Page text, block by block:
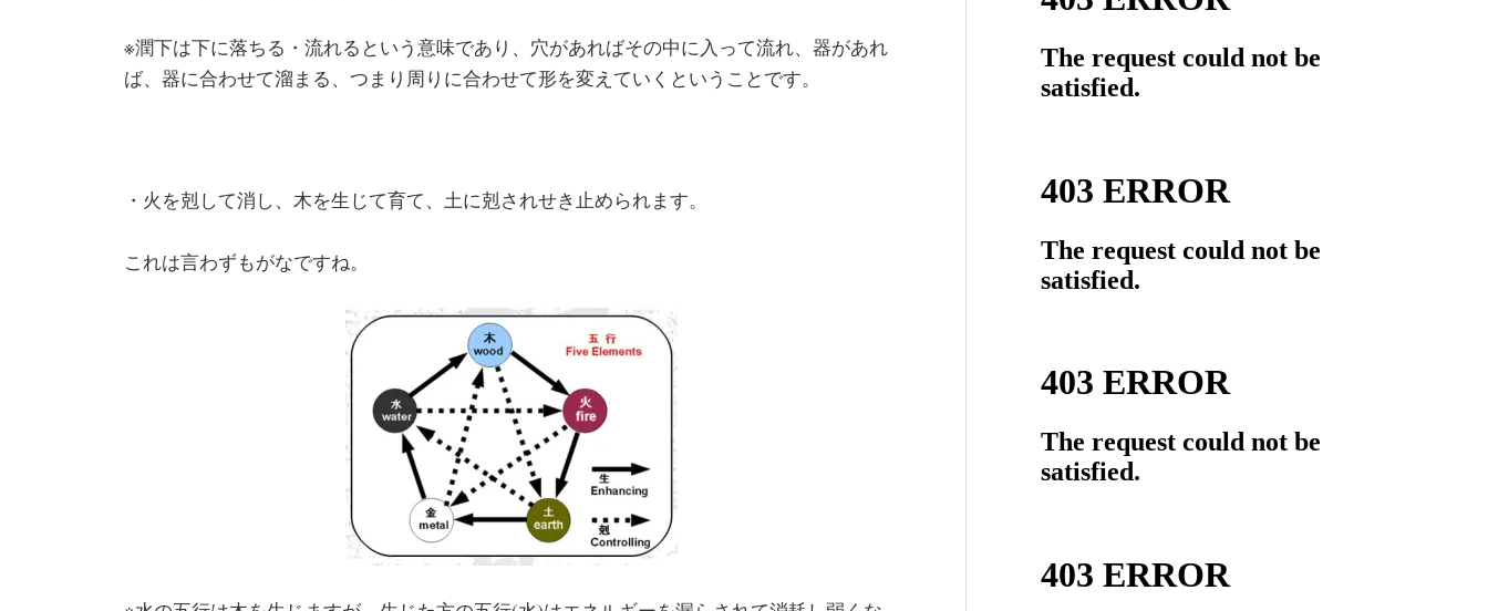
※潤下は下に落ちる・流れるという意味であり、穴があればその中に入って流れ、器があれ
ば、器に合わせて溜まる、つまり周りに合わせて形を変えていくということです。
・火を剋して消し、木を生じて育て、土に剋されせき止められます。
これは言わずもがなですね。